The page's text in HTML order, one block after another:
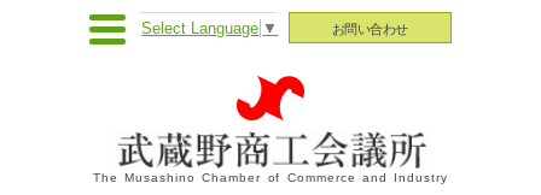
お問い合わせ
Select Language ▼
The Musashino Chamber of Commerce and Industry